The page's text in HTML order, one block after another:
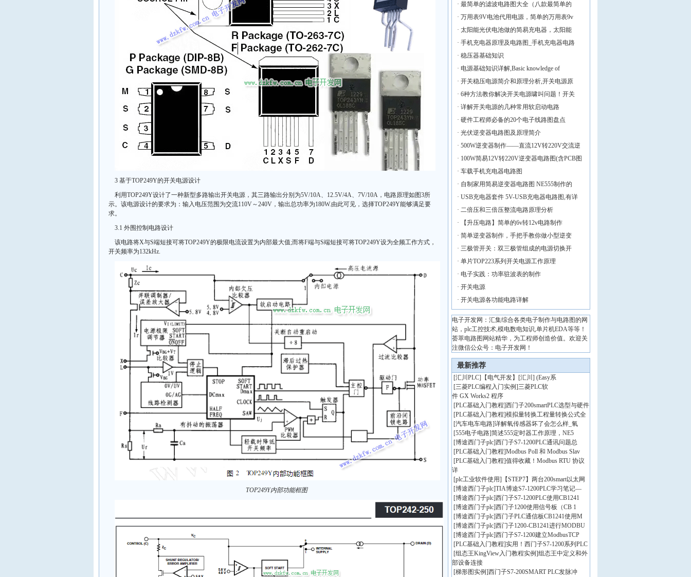
3 基于TOP249Y的开关电源设计
利用TOP249Y设计了一种新型多路输出开关电源，其三路输出分别为5V/10A、12.5V/4A、7V/10A，电路原理如图3所
示。该电源设计的要求为：输入电压范围为交流110V～240V，输出总功率为180W.由此可见，选择TOP249Y能够满足要
求。
3.1 外围控制电路设计
该电路将X与S端短接可将TOP249Y的极限电流设置为内部最大值;而将F端与S端短接可将TOP249Y设为全频工作方式，
开关频率为132kHz.
TOP249Y内部功能框图
· 最简单的滤波电路图大全（八款最简单的
· 万用表9V电池代用电源，简单的万用表9v
· 太阳能光伏电池做的简易充电器，太阳能
· 手机充电器原理及电路图_手机充电器电路
· 稳压器基础知识
· 电源基础知识详解,Basic knowledge of
· 开关稳压电源简介和原理分析,开关电源原
· 6种方法教你解决开关电源啸叫问题！开关
· 详解开关电源的几种常用软启动电路
· 硬件工程师必备的20个电子线路图盘点
· 光伏逆变器电路图及原理简介
· 500W逆变器制作——直流12V转220V交流逆
· 100W简易12V转220V逆变器电路图(含PCB图
· 车载手机充电器电路图
· 自制家用简易逆变器电路图 NE555制作的
· USB充电器套件 5V-USB充电器电路图,有详
· 二倍压和三倍压整流电路原理分析
·
【升压电路】简单的6v转12v电路制作
· 简单逆变器制作，手把手教你做小型逆变
· 三极管开关：双三极管组成的电源切换开
· 单片TOP223系列开关电源工作原理
· 电子实践：功率驻波表的制作
· 开关电源
· 开关电源各功能电路详解
电子开发网：汇集综合各类电子制作与电路图的网
站，plc工控技术,模电数电知识,单片机EDA等等！
荟萃电路图网站精华，为工程师创造价值。欢迎关
注微信公众号：电子开发网！
最新推荐
[汇川PLC] 【电气开发】[汇川] (Easy系
[三菱PLC编程入门实例]三菱PLC软
件 GX Works2 程序
[PLC基础入门教程]西门子200smartPLC选型与硬件
[PLC基础入门教程]模拟量转换工程量转换公式全
[汽车电车电路]详解氧传感器坏了会怎么样_氧
[555电子电路]简述555定时器工作原理，NE5
[博途西门子plc]西门子S7-1200PLC通讯问题总
[PLC基础入门教程]Modbus Poll 和 Modbus Slav
[PLC基础入门教程]值得收藏！Modbus RTU 协议
详
[plc工业软件使用] 【STEP7】两台200smart以太网
[博途西门子plc]TIA博途S7-1200PLC学习笔记—
[博途西门子plc]西门子S7-1200PLC使用CB1241
[博途西门子plc]西门子1200使用信号板（CB 1
[博途西门子plc]西门子PLC通信板CB1241使用M
[博途西门子plc]西门子1200-CB1241进行MODBU
[博途西门子plc]西门子S7-1200建立ModbusTCP
[PLC基础入门教程]实用！西门子S7-1200系列PLC
[组态王KingView入门教程实例]组态王中定义和外
部设备连接
[梯形图实例]西门子S7-200SMART PLC发脉冲